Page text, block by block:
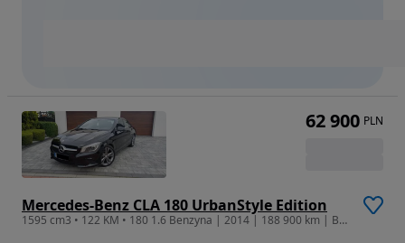
Mercedes-Benz CLA 180 UrbanStyle Edition
1595 cm3 • 122 KM • 180 1.6 Benzyna | 2014 | 188 900 km | Bezwypadkowy | Zadbany
62 900 PLN